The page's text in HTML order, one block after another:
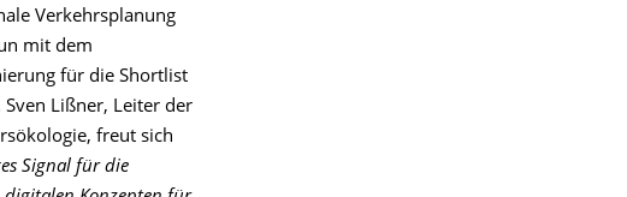
Verkehrsplanung
mit dem
für die Shortlist
Lißner, Leiter der
freut sich
Signal für die